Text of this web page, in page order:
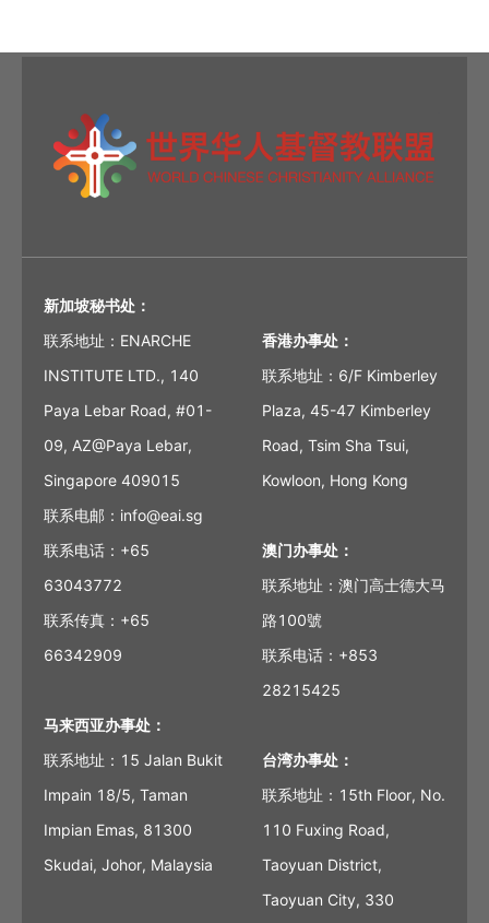
新加坡秘书处：
联系地址：ENARCHE
INSTITUTE LTD., 140
Paya Lebar Road, #01-
09, AZ@Paya Lebar,
Singapore 409015
联系电邮：info@eai.sg
联系电话：+65
63043772
联系传真：+65
66342909
马来西亚办事处：
联系地址：15 Jalan Bukit
Impain 18/5, Taman
Impian Emas, 81300
Skudai, Johor, Malaysia
香港办事处：
联系地址：6/F Kimberley
Plaza, 45-47 Kimberley
Road, Tsim Sha Tsui,
Kowloon, Hong Kong
澳门办事处：
联系地址：澳门高士德大马
路100號
联系电话：+853
28215425
台湾办事处：
联系地址：15th Floor, No.
110 Fuxing Road,
Taoyuan District,
Taoyuan City, 330